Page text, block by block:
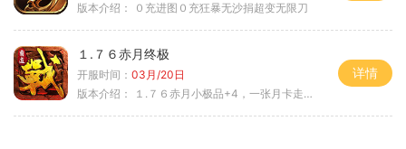
版本介绍：
０充进图０充狂暴无沙捐超变无限刀
１.７６赤月终极
开服时间： 03月/20日
版本介绍：
１.７６赤月小极品+4，一张月卡走天涯b
详情